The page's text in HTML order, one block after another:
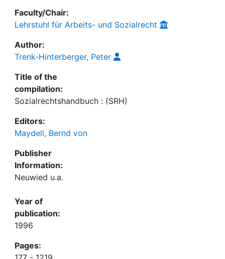
Faculty/Chair:
Lehrstuhl für Arbeits- und Sozialrecht
Author:
Trenk-Hinterberger, Peter
Title of the
compilation:
Sozialrechtshandbuch : (SRH)
Editors:
Maydell, Bernd von
Publisher
Information:
Neuwied u.a.
Year of
publication:
1996
Pages: